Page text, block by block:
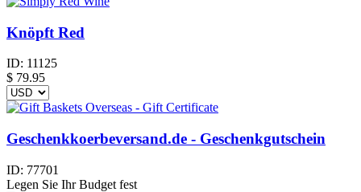
Knöpft Red
ID: 11125
$ 79.95
Geschenkkoerbeversand.de - Geschenkgutschein
ID: 77701
Legen Sie Ihr Budget fest